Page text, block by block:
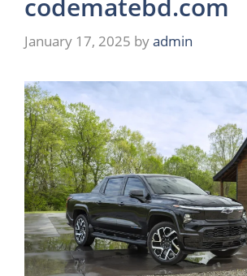
codematebd.com
January 17, 2025 byadmin